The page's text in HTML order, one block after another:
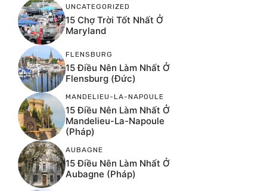
UNCATEGORIZED
15 Chợ Trời Tốt Nhất Ở
Maryland
FLENSBURG
15 Điều Nên Làm Nhất Ở
Flensburg (Đức)
MANDELIEU-LA-NAPOULE
15 Điều Nên Làm Nhất Ở
Mandelieu-La-Napoule
(Pháp)
AUBAGNE
15 Điều Nên Làm Nhất Ở
Aubagne (Pháp)